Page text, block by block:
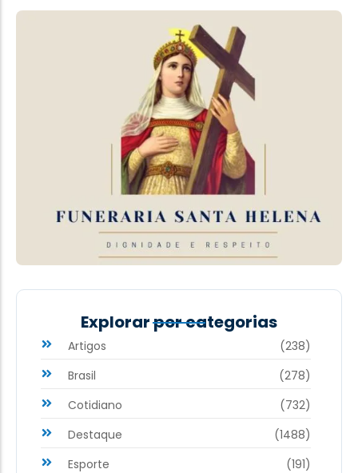
Explorar por categorias
Artigos
(238)
Brasil
(278)
Cotidiano
(732)
Destaque
(1488)
Esporte
(191)